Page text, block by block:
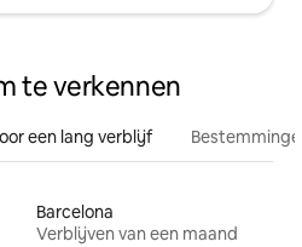
te verkennen
een lang verblijf
Barcelona
Verblijven van een maand